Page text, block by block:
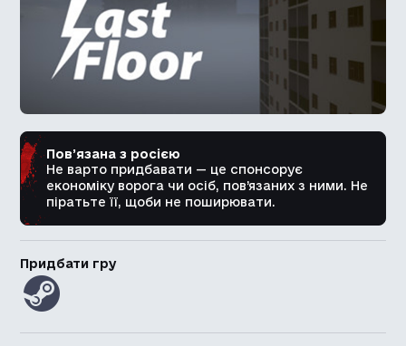
Пов’язана з росією
Не варто придбавати — це спонсорує
економіку ворога чи осіб, пов’язаних з ними. Не
піратьте її, щоби не поширювати.
Придбати гру